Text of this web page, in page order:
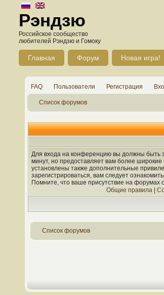
Рэндзю
Российское сообщество
любителей Рэндзю и Гомоку
Главная Форум Новая игра!
FAQ Пользователи Регистрация
Список форумов
Для входа на конференцию вы должны быть
минут, но предоставляет вам более
установлены также дополнительные
зарегистрироваться, вам следует
Помните, что ваше присутствие на форумах
Общие правила|
Список форумов